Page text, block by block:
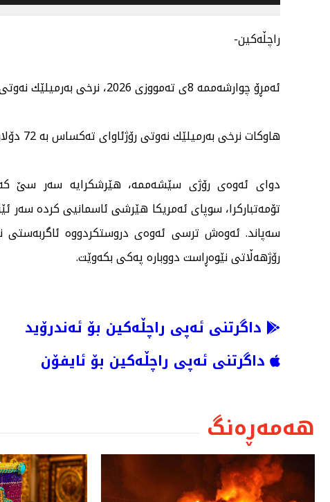
راچڵەكین-
ئەمڕۆ چوارشەممە 8ی تەمووزی 2026، نرخی بەرمیلێك نەوتی خاوی برێنت بە 76 دۆلار و 58 سەنت مامەڵەی پێودەكرێت.
هاوكات نرخی بەرمیلێك نەوتی رۆژئاوای تەكساس بە 72 دۆلار و 72 سەنت مامەڵەی پێوەدەكرێت.
دوای ئەوەی رۆژی سێشەممە، هێرشكرایە سەر سێ
تۆمەتباركرا، سوپای ئەمریكا هێرشی ئاسمانیی كردە سەر
سەپاند. ئەوەش ترسی ئەوەی دروستكردووە ئاگربەستی
رۆژهەڵاتی نێوەڕاست دووبارە پەكی بكەوێت.
داگرتنی ئەپی راچڵەکین بۆ ئەندرۆید
داگرتنی ئەپی راچڵەکین بۆ ئایفۆن
هەمەڕەنگ